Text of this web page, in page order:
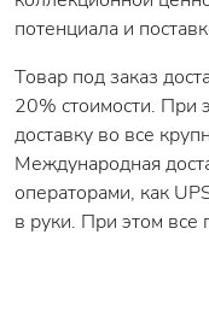
потенциала и
Товар под заказ
20% стоимости. При
доставку во все
Международная
операторами, как
в руки. При этом все